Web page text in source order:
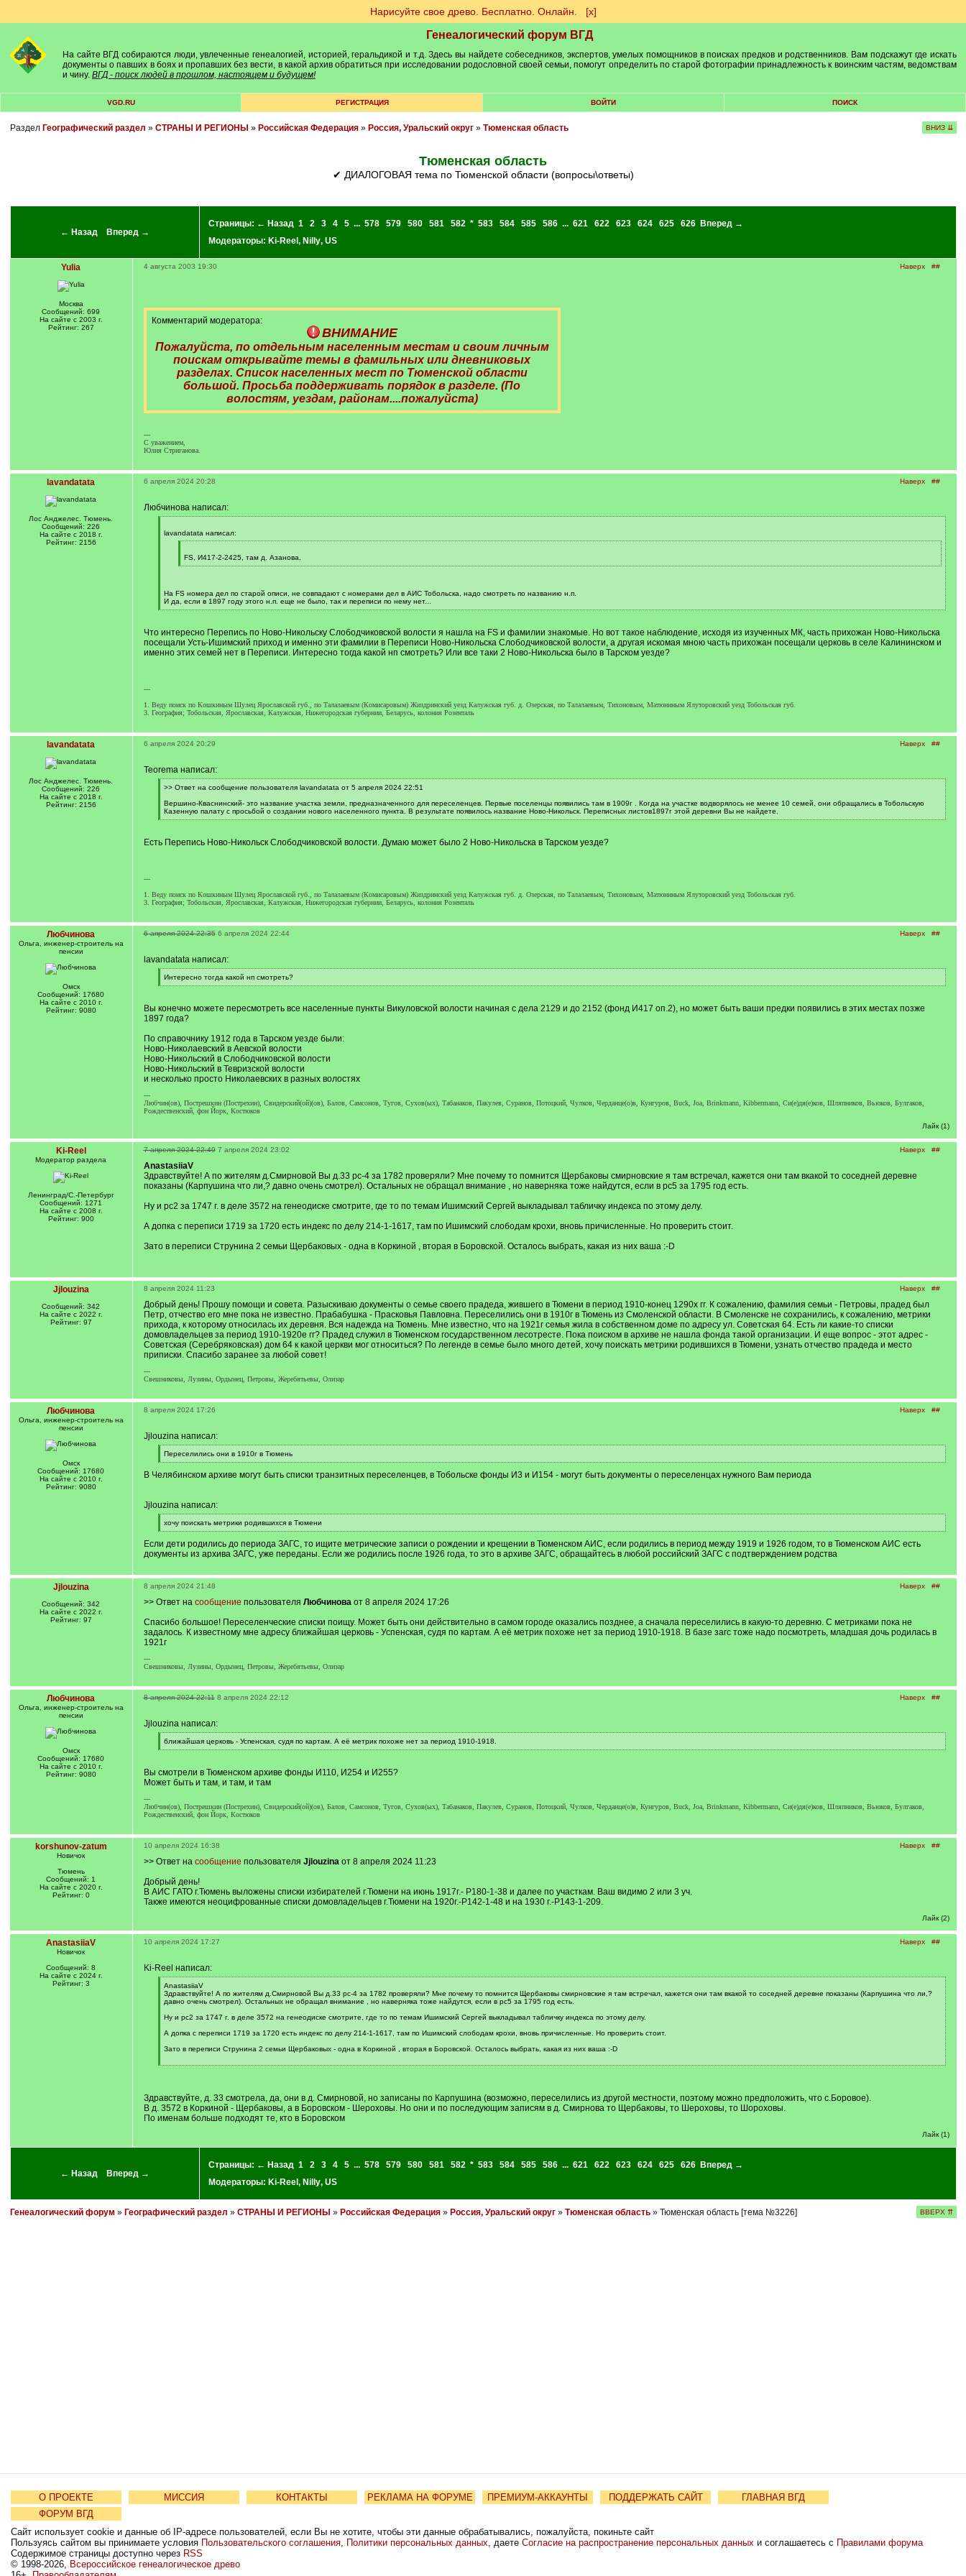
Нарисуйте свое древо. Бесплатно. Онлайн. [х]
Генеалогический форум ВГД
На сайте ВГД собираются люди, увлеченные генеалогией, историей, геральдикой и т.д. Здесь вы найдете собеседников, экспертов, умелых помощников в поисках предков и родственников. Вам подскажут где искать
документы о павших в боях и пропавших без вести, в какой архив обратиться при исследовании родословной своей семьи, помогут определить по старой фотографии принадлежность к воинским частям, ведомствам
и чину. ВГД - поиск людей в прошлом, настоящем и будущем!
VGD.RU РЕГИСТРАЦИЯ ВОЙТИ ПОИСК
Раздел Географический раздел » СТРАНЫ И РЕГИОНЫ » Российская Федерация» Россия, Уральский округ» Тюменская область ВНИЗ ⇊
Тюменская область
✔ ДИАЛОГОВАЯ тема по Тюменской области (вопросы\ответы)
← Назад Вперед →
Страницы: ← Назад 1 2 3 4 5 ... 578 579 580 581 582 * 583 584 585 586 ... 621 622 623 624 625 626
Вперед →
Модераторы: Ki-Reel , Nilly, US
Yulia
Москва
Сообщений: 699
На сайте с 2003 г.
Рейтинг: 267
Наверх ##
4 августа 2003 19:30
Комментарий модератора:
ВНИМАНИЕ
Пожалуйста, по отдельным населенным местам и своим личным
поискам открывайте темы в фамильных или дневниковых
разделах. Список населенных мест по Тюменской области
большой. Просьба поддерживать порядок в разделе. (По
волостям, уездам, районам....пожалуйста)
---
С уважением,
Юлия Стриганова.
lavandatata
Лос Анджелес. Тюмень.
Сообщений: 226
На сайте с 2018 г.
Рейтинг: 2156
Наверх ##
6 апреля 2024 20:28
Любчинова написал:
q
lavandatata написал:
q
]
FS, И417-2-2425, там д. Азанова.
[
На FS номера дел по старой описи, не совпадают с номерами дел в АИС Тобольска, надо смотреть по названию н.п.
И да, если в 1897 году этого н.п. еще не было, так и переписи по нему нет...
[
]
Что интересно Перепись по Ново-Никольску Слободчиковской волости я нашла на FS и фамилии знакомые. Но вот такое наблюдение, исходя из изученных МК, часть прихожан Ново-Никольска
посещали Усть-Ишимский приход и именно эти фамилии в Переписи Ново-Никольска Слободчиковской волости, а другая искомая мною часть прихожан посещали церковь в селе Калининском и
именно этих семей нет в Переписи. Интересно тогда какой нп смотреть? Или все таки 2 Ново-Никольска было в Тарском уезде?
---
1. Веду поиск по Кошкиным Шулец Ярославской губ., по Талалаевым (Комисаровым) Жиздринский уезд Калужская губ. д. Озерская, по Талалаевым, Тихоновым, Матюниным Ялуторовский уезд Тобольская губ.
3. География; Тобольская, Ярославская, Калужская, Нижегородская губернии, Беларусь, колония Розенталь
lavandatata
Лос Анджелес. Тюмень.
Сообщений: 226
На сайте с 2018 г.
Рейтинг: 2156
Наверх ##
6 апреля 2024 20:29
Teorema написал:
[
]
>> Ответ на сообщение пользователя lavandatata от 5 апреля 2024 22:51
Вершино-Кваснинский- это название участка земли, предназначенного для переселенцев. Первые поселенцы появились там в 1909г . Когда на участке водворялось не менее 10 семей, они обращались в Тобольскую
Казенную палату с просьбой о создании нового населенного пункта. В результате появилось название Ново-Никольск. Переписных листов1897г этой деревни Вы не найдете.
[
Есть Перепись Ново-Никольск Слободчиковской волости. Думаю может было 2 Ново-Никольска в Тарском уезде?
---
1. Веду поиск по Кошкиным Шулец Ярославской губ., по Талалаевым (Комисаровым) Жиздринский уезд Калужская губ. д. Озерская, по Талалаевым, Тихоновым, Матюниным Ялуторовский уезд Тобольская губ.
3. География; Тобольская, Ярославская, Калужская, Нижегородская губернии, Беларусь, колония Розенталь
Любчинова
Ольга, инженер-строитель на
пенсии
Омск
Сообщений: 17680
На сайте с 2010 г.
Рейтинг: 9080
Наверх ##
6 апреля 2024 22:35 6 апреля 2024 22:44
lavandatata написал:
[
q
Интересно тогда какой нп смотреть?
[
]
Вы конечно можете пересмотреть все населенные пункты Викуловской волости начиная с дела 2129 и до 2152 (фонд И417 оп.2), но может быть ваши предки появились в этих местах позже
1897 года?
По справочнику 1912 года в Тарском уезде были:
Ново-Николаевский в Аевской волости
Ново-Никольский в Слободчиковской волости
Ново-Никольский в Тевризской волости
и несколько просто Николаевских в разных волостях
---
Любчин(ов), Пострешкин (Пострехин), Свидерский(ой)(ов), Балов, Самсонов, Тугов, Сухов(ых), Табанаков, Пакулев, Суранов, Потоцкий, Чулков, Черданце(о)в, Кунгуров, Buck, Joa, Brinkmann, Kibbermann, Си(е)дя(е)ков, Шляпников, Вьюков, Булгаков,
Рождественский, фон Йорк, Костюков
Лайк (1)
Ki-Reel
Модератор раздела
Ленинград/С.-Петербург
Сообщений: 1271
На сайте с 2008 г.
Рейтинг: 900
Наверх ##
7 апреля 2024 22:49 7 апреля 2024 23:02
AnastasiiaV
Здравствуйте! А по жителям д.Смирновой Вы д.33 рс-4 за 1782 проверяли? Мне почему то помнится Щербаковы смирновские я там встречал, кажется они там вкакой то соседней деревне
показаны (Карпушина что ли,? давно очень смотрел). Остальных не обращал внимание , но наверняка тоже найдутся, если в рс5 за 1795 год есть.
Ну и рс2 за 1747 г. в деле 3572 на генеодиске смотрите, где то по темам Ишимский Сергей выкладывал табличку индекса по этому делу.
А допка с переписи 1719 за 1720 есть индекс по делу 214-1-1617, там по Ишимский слободам крохи, вновь причисленные. Но проверить стоит.
Зато в переписи Струнина 2 семьи Щербаковых - одна в Коркиной , вторая в Боровской. Осталось выбрать, какая из них ваша :-D
Jjlouzina
Сообщений: 342
На сайте с 2022 г.
Рейтинг: 97
Наверх ##
8 апреля 2024 11:23
Добрый день! Прошу помощи и совета. Разыскиваю документы о семье своего прадеда, жившего в Тюмени в период 1910-конец 1290х гг. К сожалению, фамилия семьи - Петровы, прадед был
Петр, отчество его мне пока не известно. Прабабушка - Прасковья Павловна. Переселились они в 1910г в Тюмень из Смоленской области. В Смоленске не сохранились, к сожалению, метрики
прихода, к которому относилась их деревня. Вся надежда на Тюмень. Мне известно, что на 1921г семья жила в собственном доме по адресу ул. Советская 64. Есть ли какие-то списки
домовладельцев за период 1910-1920е гг? Прадед служил в Тюменском государственном лесотресте. Пока поиском в архиве не нашла фонда такой организации. И еще вопрос - этот адрес -
Советская (Серебряковская) дом 64 к какой церкви мог относиться? По легенде в семье было много детей, хочу поискать метрики родившихся в Тюмени, узнать отчество прадеда и место
приписки. Спасибо заранее за любой совет!
---
Свешниковы, Лузины, Ордынец, Петровы, Жеребятьевы, Олизар
Любчинова
Ольга, инженер-строитель на
пенсии
Омск
Сообщений: 17680
На сайте с 2010 г.
Рейтинг: 9080
Наверх ##
8 апреля 2024 17:26
Jjlouzina написал:
[
q
Переселились они в 1910г в Тюмень
[
q
В Челябинском архиве могут быть списки транзитных переселенцев, в Тобольске фонды И3 и И154 - могут быть документы о переселенцах нужного Вам периода
Jjlouzina написал:
[
q
хочу поискать метрики родившихся в Тюмени
[
q
]
Если дети родились до периода ЗАГС, то ищите метрические записи о рождении и крещении в Тюменском АИС, если родились в период между 1919 и 1926 годом, то в Тюменском АИС есть
документы из архива ЗАГС, уже переданы. Если же родились после 1926 года, то это в архиве ЗАГС, обращайтесь в любой российский ЗАГС с подтверждением родства
Jjlouzina
Сообщений: 342
На сайте с 2022 г.
Рейтинг: 97
Наверх ##
8 апреля 2024 21:48
>> Ответ на сообщение пользователя Любчиноваот 8 апреля 2024 17:26
Спасибо большое! Переселенческие списки поищу. Может быть они действительно в самом городе оказались позднее, а сначала переселились в какую-то деревню. С метриками пока не
задалось. К известному мне адресу ближайшая церковь - Успенская, судя по картам. А её метрик похоже нет за период 1910-1918. В базе загс тоже надо посмотреть, младшая дочь родилась в
1921г
---
Свешниковы, Лузины, Ордынец, Петровы, Жеребятьевы, Олизар
Любчинова
Ольга, инженер-строитель на
пенсии
Омск
Сообщений: 17680
На сайте с 2010 г.
Рейтинг: 9080
Наверх ##
8 апреля 2024 22:11 8 апреля 2024 22:12
Jjlouzina написал:
[
q
ближайшая церковь - Успенская, судя по картам. А её метрик похоже нет за период 1910-1918.
[
]
Вы смотрели в Тюменском архиве фонды И110, И254 и И255?
Может быть и там, и там, и там
---
Любчин(ов), Пострешкин (Пострехин), Свидерский(ой)(ов), Балов, Самсонов, Тугов, Сухов(ых), Табанаков, Пакулев, Суранов, Потоцкий, Чулков, Черданце(о)в, Кунгуров, Buck, Joa, Brinkmann, Kibbermann, Си(е)дя(е)ков, Шляпников, Вьюков, Булгаков,
Рождественский, фон Йорк, Костюков
korshunov-zatum
Новичок
Тюмень
Сообщений: 1
На сайте с 2020 г.
Рейтинг: 0
Наверх ##
10 апреля 2024 16:38
>> Ответ на сообщение пользователя Jjlouzinaот 8 апреля 2024 11:23
Добрый день!
В АИС ГАТО г.Тюмень выложены списки избирателей г.Тюмени на июнь 1917г.- Р180-1-38 и далее по участкам. Ваш видимо 2 или 3 уч.
Также имеются неоцифрованные списки домовладельцев г.Тюмени на 1920г.-Р142-1-48 и на 1930 г.-Р143-1-209.
Лайк (2)
AnastasiiaV
Новичок
Сообщений: 8
На сайте с 2024 г.
Рейтинг: 3
Наверх ##
10 апреля 2024 17:27
Ki-Reel написал:
[
q
]
AnastasiiaV
Здравствуйте! А по жителям д.Смирновой Вы д.33 рс-4 за 1782 проверяли? Мне почему то помнится Щербаковы смирновские я там встречал, кажется они там вкакой то соседней деревне показаны (Карпушина что ли,?
давно очень смотрел). Остальных не обращал внимание , но наверняка тоже найдутся, если в рс5 за 1795 год есть.
Ну и рс2 за 1747 г. в деле 3572 на генеодиске смотрите, где то по темам Ишимский Сергей выкладывал табличку индекса по этому делу.
А допка с переписи 1719 за 1720 есть индекс по делу 214-1-1617, там по Ишимский слободам крохи, вновь причисленные. Но проверить стоит.
Зато в переписи Струнина 2 семьи Щербаковых - одна в Коркиной , вторая в Боровской. Осталось выбрать, какая из них ваша :-D
[
Здравствуйте, д. 33 смотрела, да, они в д. Смирновой, но записаны по Карпушина (возможно, переселились из другой местности, поэтому можно предположить, что с.Боровое).
В д. 3572 в Коркиной - Щербаковы, а в Боровском - Шероховы. Но они и по последующим записям в д. Смирнова то Щербаковы, то Шероховы, то Шороховы.
По именам больше подходят те, кто в Боровском
Лайк (1)
← Назад Вперед →
Страницы: ← Назад 1 2 3 4 5 ... 578 579 580 581 582 * 583 584 585 586 ... 621 622 623 624 625 626
Вперед →
Модераторы: Ki-Reel , Nilly, US
Генеалогический форум » Географический раздел » СТРАНЫ И РЕГИОНЫ » Российская Федерация» Россия, Уральский округ» Тюменская область» Тюменская область [тема №3226] ВВЕРХ ⇈
О ПРОЕКТЕ МИССИЯ КОНТАКТЫ РЕКЛАМА НА ФОРУМЕ ПРЕМИУМ-АККАУНТЫ ПОДДЕРЖАТЬ САЙТ
ГЛАВНАЯ ВГД
ФОРУМ ВГД
Сайт использует cookie и данные об IP-адресе пользователей, если Вы не хотите, чтобы эти данные обрабатывались, пожалуйста, покиньте сайт
Пользуясь сайтом вы принимаете условия Пользовательского соглашения, Политики персональных данных, даете Согласие на распространение персональных данных и соглашаетесь с Правилами форума
Содержимое страницы доступно через RSS
© 1998-2026, Всероссийское генеалогическое древо